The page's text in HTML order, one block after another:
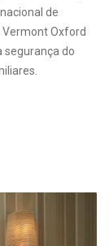
de
Vermont Oxford
segurança do